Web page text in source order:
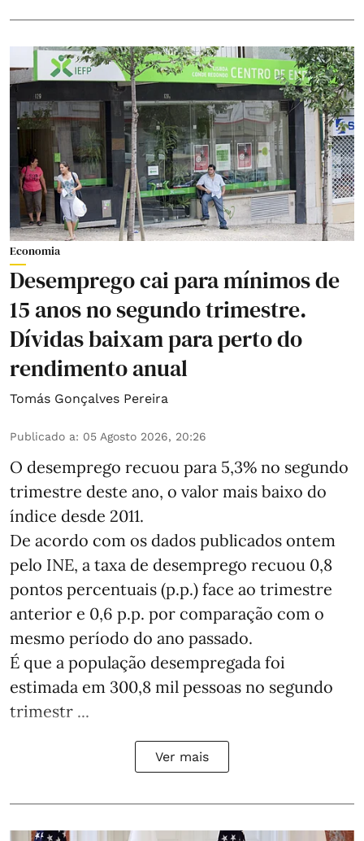
Economia
Desemprego cai para mínimos de
15 anos no segundo trimestre.
Dívidas baixam para perto do
rendimento anual
Tomás Gonçalves Pereira
Publicado a: 05 Agosto 2026, 20:26
O desemprego recuou para 5,3% no segundo
trimestre deste ano, o valor mais baixo do
índice desde 2011.
De acordo com os dados publicados ontem
pelo INE, a taxa de desemprego recuou 0,8
pontos percentuais (p.p.) face ao trimestre
anterior e 0,6 p.p. por comparação com o
mesmo período do ano passado.
É que a população desempregada foi
estimada em 300,8 mil pessoas no segundo
trimestr ...
Ver mais